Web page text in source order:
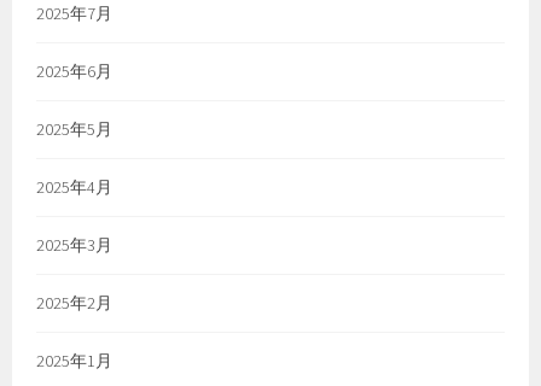
2025年7月
2025年6月
2025年5月
2025年4月
2025年3月
2025年2月
2025年1月